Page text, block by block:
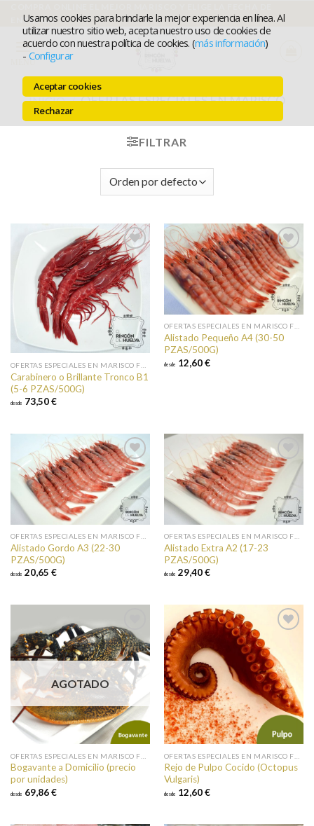
Usamos cookies para brindarle la mejor experiencia en línea. Al
utilizar nuestro sitio web, acepta nuestro uso de cookies de
acuerdo con nuestra política de cookies. (más información)
- Configurar
Aceptar cookies
Rechazar
contenido
ENTREGA
MENÚ
INICIO / OFERTAS ESPECIALES EN MARISCO
FILTRAR
Añadir a
favoritos
Carabinero o Brillante Tronco B1
(5-6 PZAS/500G)
desde 73,50 €
Añadir a
favoritos
OFERTAS ESPECIALES EN MARISCO FRESCO
Alistado Pequeño A4 (30-50
PZAS/500G)
desde 12,60 €
Añadir a
favoritos
Alistado Gordo A3 (22-30
PZAS/500G)
desde 20,65 €
Añadir a
favoritos
Alistado Extra A2 (17-23
PZAS/500G)
desde 29,40 €
Añadir a
favoritos
AGOTADO
Bogavante a Domicilio (precio
por unidades)
desde 69,86 €
Añadir a
favoritos
Rejo de Pulpo Cocido (Octopus
Vulgaris)
desde 12,60 €